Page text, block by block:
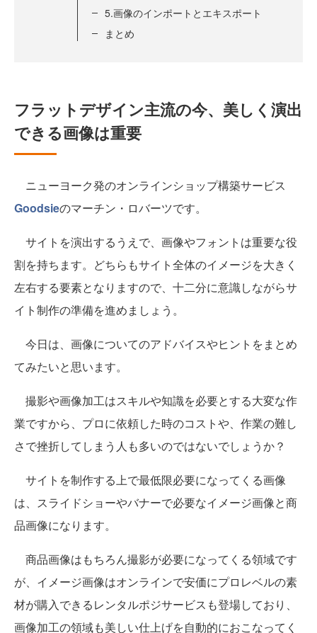
5.画像のインポートとエキスポート
まとめ
フラットデザイン主流の今、美しく演出
できる画像は重要
ニューヨーク発のオンラインショップ構築サービス
Goodsieのマーチン・ロバーツです。
サイトを演出するうえで、画像やフォントは重要な役
割を持ちます。どちらもサイト全体のイメージを大きく
左右する要素となりますので、十二分に意識しながらサ
イト制作の準備を進めましょう。
今日は、画像についてのアドバイスやヒントをまとめ
てみたいと思います。
撮影や画像加工はスキルや知識を必要とする大変な作
業ですから、プロに依頼した時のコストや、作業の難し
さで挫折してしまう人も多いのではないでしょうか？
サイトを制作する上で最低限必要になってくる画像
は、スライドショーやバナーで必要なイメージ画像と商
品画像になります。
商品画像はもちろん撮影が必要になってくる領域です
が、イメージ画像はオンラインで安価にプロレベルの素
材が購入できるレンタルポジサービスも登場しており、
画像加工の領域も美しい仕上げを自動的におこなってく